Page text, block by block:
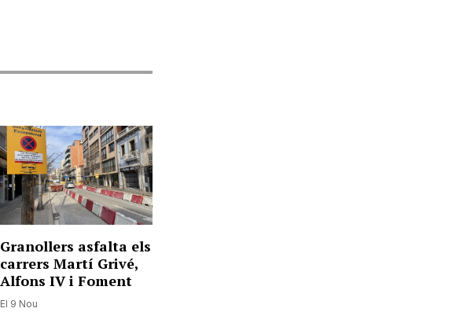
Granollers asfalta els
carrers Martí Grivé,
Alfons IV i Foment
El 9 Nou